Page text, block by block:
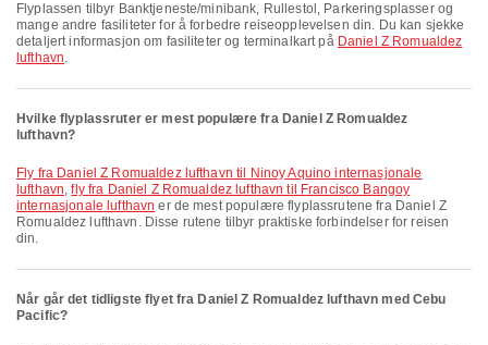
Flyplassen tilbyr Banktjeneste/minibank, Rullestol, Parkeringsplasser og
mange andre fasiliteter for å forbedre reiseopplevelsen din. Du kan sjekke
detaljert informasjon om fasiliteter og terminalkart på Daniel Z Romualdez
lufthavn.
Hvilke flyplassruter er mest populære fra Daniel Z Romualdez
lufthavn?
fly fra Daniel Z Romualdez lufthavn til Ninoy Aquino internasjonale
lufthavn,fly fra Daniel Z Romualdez lufthavn til Francisco Bangoy
internasjonale lufthavn er de mest populære flyplassrutene fra Daniel Z
Romualdez lufthavn. Disse rutene tilbyr praktiske forbindelser for reisen
din.
Når går det tidligste flyet fra Daniel Z Romualdez lufthavn med Cebu
Pacific?